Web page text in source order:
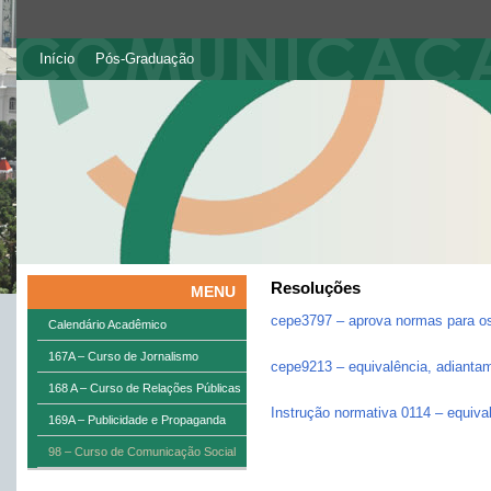
Início Pós-Graduação
MENU
Calendário Acadêmico
167A – Curso de Jornalismo
168 A – Curso de Relações Públicas
169A – Publicidade e Propaganda
98 – Curso de Comunicação Social
Resoluções
cepe3797 – aprova normas para
cepe9213 – equivalência,
Instrução normativa 0114 –